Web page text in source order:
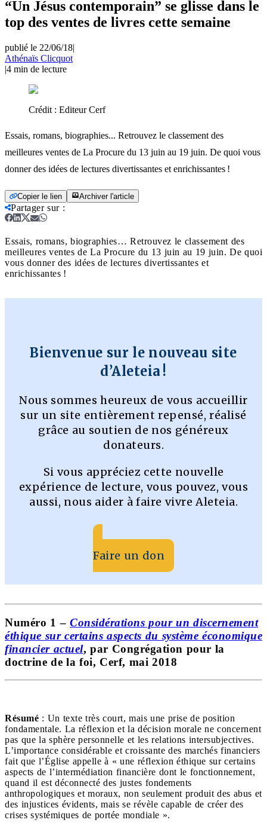
“Un Jésus contemporain” se glisse dans le
top des ventes de livres cette semaine
publié le 22/06/18|
Athénaïs Clicquot
|4 min de lecture
Crédit : Editeur Cerf
Essais, romans, biographies... Retrouvez le classement des
meilleures ventes de La Procure du 13 juin au 19 juin. De quoi vous
donner des idées de lectures divertissantes et enrichissantes !
Copier le lien Archiver l'article
Partager sur:
Essais, romans, biographies… Retrouvez le classement des
meilleures ventes de La Procure du 13 juin au 19 juin. De quoi
vous donner des idées de lectures divertissantes et
enrichissantes !
Bienvenue sur le nouveau site
d’Aleteia !
Nous sommes heureux de vous accueillir
sur un site entièrement repensé, réalisé
grâce au soutien de nos généreux
donateurs.
Si vous appréciez cette nouvelle
expérience de lecture, vous pouvez, vous
aussi, nous aider à faire vivre Aleteia.
Faire un don
Numéro 1 – Considérations pour un discernement
éthique sur certains aspects du système économique
financier actuel, par Congrégation pour la
doctrine de la foi, Cerf, mai 2018
Résumé : Un texte très court, mais une prise de position
fondamentale. La réflexion et la décision morale ne concernent
pas que la sphère personnelle et les relations intersubjectives.
L’importance considérable et croissante des marchés financiers
fait que l’Église appelle à « une réflexion éthique sur certains
aspects de l’intermédiation financière dont le fonctionnement,
quand il est déconnecté des justes fondements
anthropologiques et moraux, non seulement produit des abus et
des injustices évidents, mais se révèle capable de créer des
crises systémiques de portée mondiale ».